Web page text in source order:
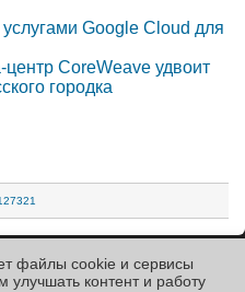
Google Cloud для
CoreWeave удвоит
городка
файлы cookie и сервисы
улучшать контент и работу